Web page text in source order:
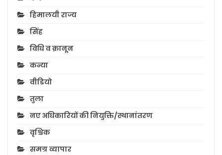
हिमालयी राज्य
सिंह
विधि व क़ानून
कन्या
वीडियो
तुला
नए अधिकारियों की नियुक्ति/स्थानांतरण
वृश्चिक
समग्र व्यापार